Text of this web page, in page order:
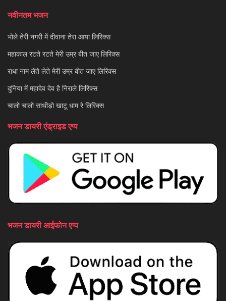
नवीनतम भजन
भोले तेरी नगरी में दीवाना तेरा आया लिरिक्स
महाकाल रटते रटते मेरी उम्र बीत जाए लिरिक्स
राधा नाम लेते लेते मेरी उम्र बीत जाए लिरिक्स
दुनिया में महादेव देव है निराले लिरिक्स
चालो चालो साथीड़ो खाटू धाम रे लिरिक्स
भजन डायरी एंड्राइड एप्प
भजन डायरी आईफोन एप्प